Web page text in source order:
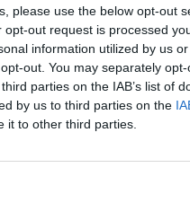
please use the below opt-out
out request is processed
information utilized by us
out. You may separately
parties on the IAB’s list of
by us to third parties on the
it to other third parties.
proceso kodekso 3 str. 1
ir pagrįstas“, –